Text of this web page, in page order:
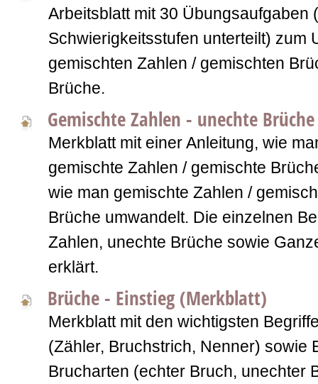
Arbeitsblatt mit 30 Übungsaufgaben
Schwierigkeitsstufen unterteilt) zum
gemischten Zahlen / gemischten
Brüche.
Gemischte Zahlen - unechte
Merkblatt mit einer Anleitung, wie
gemischte Zahlen / gemischte
wie man gemischte Zahlen /
Brüche umwandelt. Die einzelnen
Zahlen, unechte Brüche sowie
erklärt.
Brüche - Einstieg (Merkblatt)
Merkblatt mit den wichtigsten
(Zähler, Bruchstrich, Nenner) sowie
Brucharten (echter Bruch, unechter